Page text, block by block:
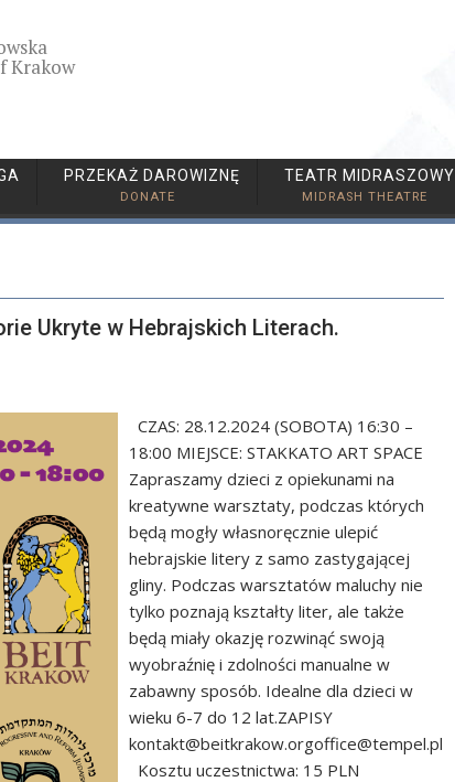
Krakow
PRZEKAŻ DAROWIZNĘ
DONATE
TEATR MIDRASZOWY
MIDRASH THEATRE
Ukryte w Hebrajskich Literach.
CZAS: 28.12.2024 (SOBOTA) 16:30 –
18:00 MIEJSCE: STAKKATO ART SPACE
Zapraszamy dzieci z opiekunami na
kreatywne warsztaty, podczas których
będą mogły własnoręcznie ulepić
hebrajskie litery z samo zastygającej
gliny. Podczas warsztatów maluchy nie
tylko poznają kształty liter, ale także
będą miały okazję rozwinąć swoją
wyobraźnię i zdolności manualne w
zabawny sposób. Idealne dla dzieci w
wieku 6-7 do 12 lat.ZAPISY
kontakt@beitkrakow.orgoffice@tempel.pl
Kosztu uczestnictwa: 15 PLN